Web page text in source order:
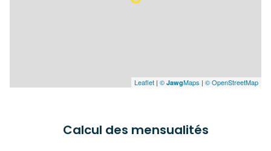
Leaflet | © JawgMaps | © OpenStreetMap
Calcul des mensualités